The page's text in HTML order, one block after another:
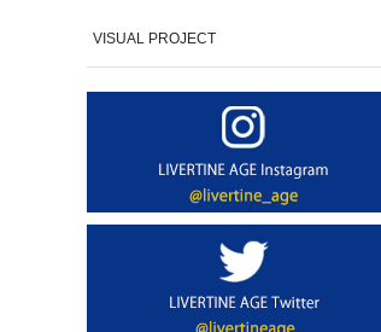
VISUAL PROJECT